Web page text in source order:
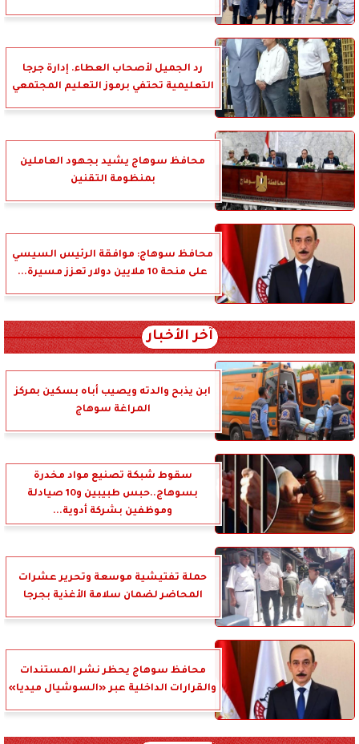
رد الجميل لأصحاب العطاء. إدارة جرجا
التعليمية تحتفي برموز التعليم المجتمعي
محافظ سوهاج يشيد بجهود العاملين
بمنظومة التقنين
محافظ سوهاج: موافقة الرئيس السيسي
على منحة 10 ملايين دولار تعزز مسيرة...
آخر الأخبار
ابن يذبح والدته ويصيب أباه بسكين بمركز
المراغة سوهاج
سقوط شبكة تصنيع مواد مخدرة
بسوهاج..حبس طبيبين و10 صيادلة
وموظفين بشركة أدوية...
حملة تفتيشية موسعة وتحرير عشرات
المحاضر لضمان سلامة الأغذية بجرجا
محافظ سوهاج يحظر نشر المستندات
والقرارات الداخلية عبر «السوشيال ميديا»